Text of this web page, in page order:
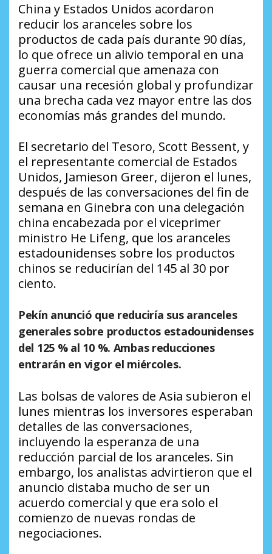
China y Estados Unidos acordaron
reducir los aranceles sobre los
productos de cada país durante 90 días,
lo que ofrece un alivio temporal en una
guerra comercial que amenaza con
causar una recesión global y profundizar
una brecha cada vez mayor entre las dos
economías más grandes del mundo.
El secretario del Tesoro, Scott Bessent, y
el representante comercial de Estados
Unidos, Jamieson Greer, dijeron el lunes,
después de las conversaciones del fin de
semana en Ginebra con una delegación
china encabezada por el viceprimer
ministro He Lifeng, que los aranceles
estadounidenses sobre los productos
chinos se reducirían del 145 al 30 por
ciento.
Pekín anunció que reduciría sus aranceles
generales sobre productos estadounidenses
del 125 % al 10 %. Ambas reducciones
entrarán en vigor el miércoles.
Las bolsas de valores de Asia subieron el
lunes mientras los inversores esperaban
detalles de las conversaciones,
incluyendo la esperanza de una
reducción parcial de los aranceles. Sin
embargo, los analistas advirtieron que el
anuncio distaba mucho de ser un
acuerdo comercial y que era solo el
comienzo de nuevas rondas de
negociaciones.